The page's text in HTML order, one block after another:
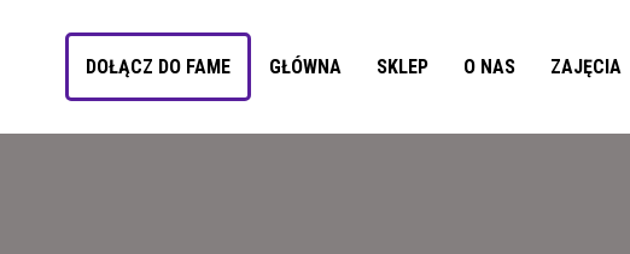
DOŁĄCZ DO FAME GŁÓWNA SKLEP O NAS ZAJĘCIA